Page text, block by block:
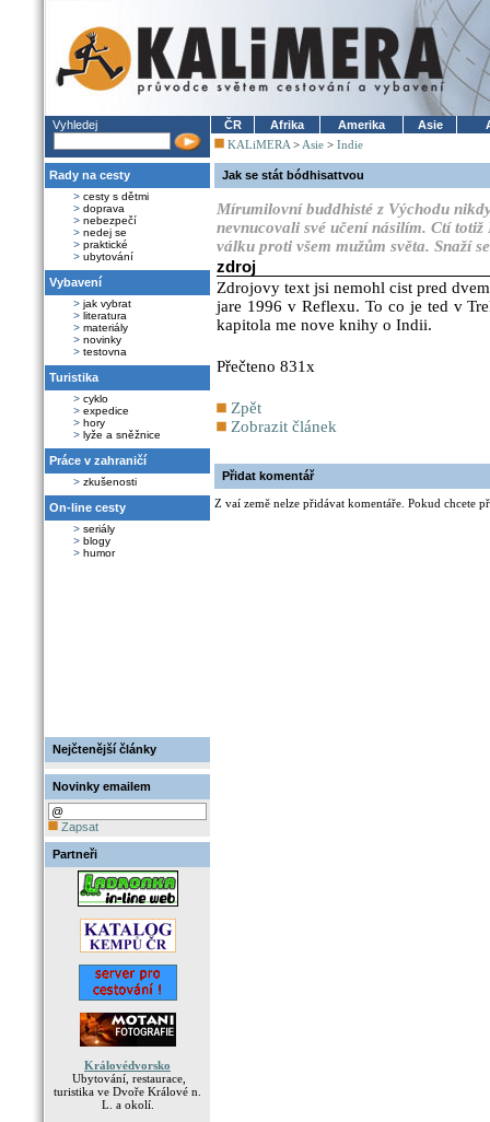
Vyhledej
Rady na cesty
> cesty s dětmi
> doprava
> nebezpečí
> nedej se
> praktické
> ubytování
Vybavení
> jak vybrat
> literatura
> materiály
> novinky
> testovna
Turistika
> cyklo
> expedice
> hory
> lyže a sněžnice
Práce v zahraničí
> zkušenosti
On-line cesty
> seriály
> blogy
> humor
Nejčtenější články
Novinky emailem
Zapsat
Partneři
Královédvorsko
Ubytování, restaurace,
turistika ve Dvoře Králové n.
L. a okolí.
ČR Afrika Amerika Asie
KALiMERA > Asie > Indie
Jak se stát bódhisattvou
Mírumilovní buddhisté z Východu
nevnucovali své učení násilím. Ctí
válku proti všem mužům světa. Snaží
zdroj
Zdrojovy text jsi nemohl cist pred
jare 1996 v Reflexu. To co je ted v
kapitola me nove knihy o Indii.
Přečteno 831x
Zpět
Zobrazit článek
Přidat komentář
Z vaí země nelze přidávat komentáře. Pokud chcete